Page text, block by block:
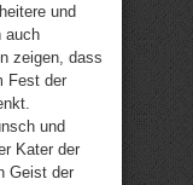
und
auch
zeigen, dass
Fest der
und
Kater der
Geist der